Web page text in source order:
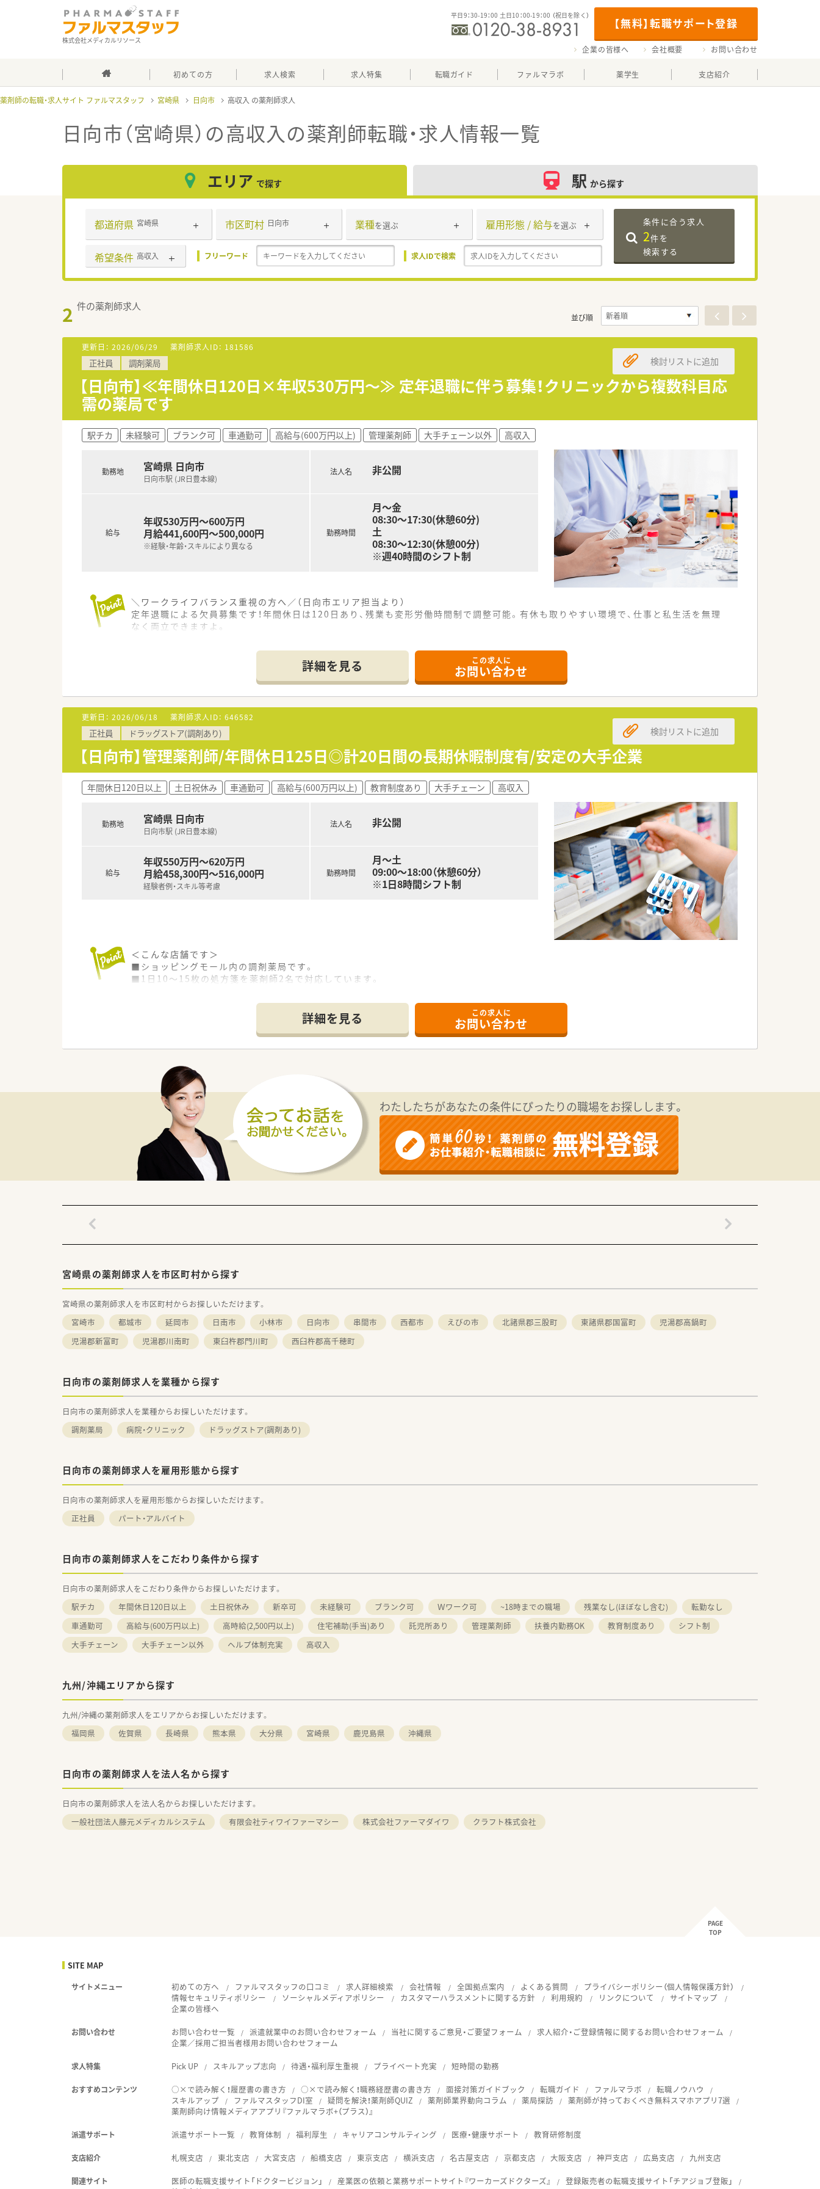
株式会社メディカルリソース
【無料】転職サポート登録
平日9：30-19：00 土日10：00-19：00 （祝日を除く）
企業の皆様へ 会社概要 お問い合わせ
初めての方 求人検索 求人特集 転職ガイド ファルマラボ 薬学生 支店紹介
薬剤師の転職・求人サイト ファルマスタッフ 宮崎県 日向市 高収入
日向市（宮崎県）の高収入の薬剤師転職・求人情報一覧
エリア で探す 駅 から探す
都道府県 宮崎県 市区町村 日向市 業種を選ぶ 雇用形態 / 給与を選ぶ
希望条件 高収入 フリーワード 求人IDで検索
条件に合う求人
2件を
検索する
2 件の薬剤師求人
並び順
更新日： 2026/06/29 薬剤師求人ID： 181586
正社員 調剤薬局
【日向市】≪年間休日120日×年収530万円～≫ 定年退職に伴う募集！クリニックから複数科目応
需の薬局です
検討リストに追加
駅チカ 未経験可 ブランク可 車通勤可 高給与(600万円以上) 管理薬剤師 大手チェーン以外 高収入
勤務地 宮崎県 日向市
日向市駅 (JR日豊本線)
給与
年収530万円～600万円
月給441,600円～500,000円
※経験・年齢・スキルにより異なる
法人名 非公開
勤務時間
月～金
08:30～17:30(休憩60分)
土
08:30～12:30(休憩00分)
※週40時間のシフト制
＼ワークライフバランス重視の方へ／（日向市エリア担当より）
定年退職による欠員募集です！年間休日は120日あり、残業も変形労働時間制で調整可能。有休も取りやすい環境で、仕事と私生活を無理
なく両立できますよ。
■日向市駅から徒歩5分の好立地にあり、整形外科や心療内科、リウマチ科などの処方箋を1日70枚応需しています。
■近隣の門前クリニックとは定期的に打ち合わせを実施しており、非常に良好な関係性が構築されている環境です。
■開局時間は平日17時30分まで、土曜は午前のみとなっており、プライベートの予定も立てやすい営業時間です。
【法人特徴について】
■宮崎県内で複数店舗を展開しており、各店舗間の距離も近いため、スタッフ同士のヘルプ体制が整っております。
■各店舗の在庫管理状況を全店で把握できるシステムを導入しており、効率的な店舗運営を実現している会社です。
■社長は積極的に社員とコミュニケーションを取っており、困ったことがあれば何でも直接相談ができる社風です。
【職場環境と雰囲気】
■20代から50代まで幅広い年齢層のスタッフが活躍しており、勤続20年以上のベテランも在籍する定着率の高い職場です。
■お互いに協力して助け合うことを大切にしており、退職した方が別の薬局を経験した後に戻ってくることも多いです。
■患者様とのコミュニケーションの行き違いを防ぐための監視モニターを設置しており、安心して働ける環境です。
詳細を見る この求人に
お問い合わせ
更新日： 2026/06/18 薬剤師求人ID： 646582
正社員 ドラッグストア(調剤あり)
【日向市】管理薬剤師/年間休日125日◎計20日間の長期休暇制度有/安定の大手企業
検討リストに追加
年間休日120日以上 土日祝休み 車通勤可 高給与(600万円以上) 教育制度あり 大手チェーン 高収入
勤務地 宮崎県 日向市
日向市駅 (JR日豊本線)
給与
年収550万円～620万円
月給458,300円～516,000円
経験者例・スキル等考慮
法人名 非公開
勤務時間
月～土
09:00～18:00（休憩60分）
※1日8時間シフト制
＜こんな店舗です＞
■ショッピングモール内の調剤薬局です。
■1日10～15枚の処方箋を薬剤師2名で対応しています。
■祝日の勤務はありますが、土日休みの為ライフワークバランスが取れる環境です。
■ドラッグストア事業を主力事業の１つとして医薬品や健康食品、化粧品を品揃えしたヘルス＆ビューティーケアの売り場を展開して
■希望によって商品部や教育担当、薬事担当、売場マネジメントなどドラッグストア事業に関わる幅広い業務を経験できます。
■完全週休2日制+年間17日の長期休暇制度もございますので年間休日は122日と充実しております。
■育児休業は最大3年間の取得が可能。育児時短勤務はお子様が小学校卒業する迄取得が可能です。
■総合共済会、企業年金基金、団体生命保険、社員持株会、財形貯蓄制度といった大手ならではの福利厚生も魅力です。
詳細を見る この求人に
お問い合わせ
わたしたちがあなたの条件にぴったりの職場をお探しします。
宮崎県の薬剤師求人を市区町村から探す
宮崎県の薬剤師求人を市区町村からお探しいただけます。
宮崎市
都城市 延岡市 日南市 小林市 日向市 串間市 西都市 えびの市 北諸県郡三股町 東諸県郡国富町
児湯郡高鍋町
児湯郡新富町
児湯郡川南町 東臼杵郡門川町 西臼杵郡高千穂町
日向市の薬剤師求人を業種から探す
日向市の薬剤師求人を業種からお探しいただけます。
調剤薬局
病院・クリニック ドラッグストア(調剤あり)
日向市の薬剤師求人を雇用形態から探す
日向市の薬剤師求人を雇用形態からお探しいただけます。
正社員
パート・アルバイト
日向市の薬剤師求人をこだわり条件から探す
日向市の薬剤師求人をこだわり条件からお探しいただけます。
駅チカ
年間休日120日以上 土日祝休み 新卒可 未経験可 ブランク可 Ｗワーク可 ~18時までの職場 残業なし(ほぼなし含む)
転勤なし
車通勤可
高給与(600万円以上) 高時給(2,500円以上) 住宅補助(手当)あり 託児所あり 管理薬剤師 扶養内勤務OK 教育制度あり
シフト制
大手チェーン
大手チェーン以外 ヘルプ体制充実 高収入
九州/沖縄エリアから探す
九州/沖縄の薬剤師求人をエリアからお探しいただけます。
福岡県
佐賀県 長崎県 熊本県 大分県 宮崎県 鹿児島県 沖縄県
日向市の薬剤師求人を法人名から探す
日向市の薬剤師求人を法人名からお探しいただけます。
一般社団法人藤元メディカルシステム
有限会社ティワイファーマシー 株式会社ファーマダイワ クラフト株式会社
PAGE
TOP
SITE MAP
サイトメニュー 初めての方へ ファルマスタッフの口コミ 求人詳細検索 会社情報 全国拠点案内 よくある質問
プライバシーポリシー（個人情報保護方針）
情報セキュリティポリシー
ソーシャルメディアポリシー カスタマーハラスメントに関する方針 利用規約 リンクについて
サイトマップ
企業の皆様へ
お問い合わせ お問い合わせ一覧 派遣就業中のお問い合わせフォーム 当社に関するご意見・ご要望フォーム
求人紹介・ご登録情報に関するお問い合わせフォーム
企業／採用ご担当者様用お問い合わせフォーム
求人特集 Pick UP スキルアップ志向 待遇・福利厚生重視 プライベート充実 短時間の勤務
おすすめコンテンツ ○×で読み解く！履歴書の書き方 ○×で読み解く！職務経歴書の書き方 面接対策ガイドブック 転職ガイド ファルマラボ
転職ノウハウ
スキルアップ
ファルマスタッフDI室 疑問を解決！薬剤師QUIZ 薬剤師業界動向コラム 薬局探訪
薬剤師が持っておくべき無料スマホアプリ7選
薬剤師向け情報メディアアプリ『ファルマラボ+（プラス）』
派遣サポート 派遣サポート一覧 教育体制 福利厚生 キャリアコンサルティング 医療・健康サポート 教育研修制度
支店紹介 札幌支店 東北支店 大宮支店 船橋支店 東京支店 横浜支店 名古屋支店 京都支店 大阪支店 神戸支店 広島支店 九州支店
関連サイト 医師の転職支援サイト「ドクタービジョン」 産業医の依頼と業務サポートサイト『ワーカーズドクターズ』
登録販売者の転職支援サイト「チアジョブ登販」